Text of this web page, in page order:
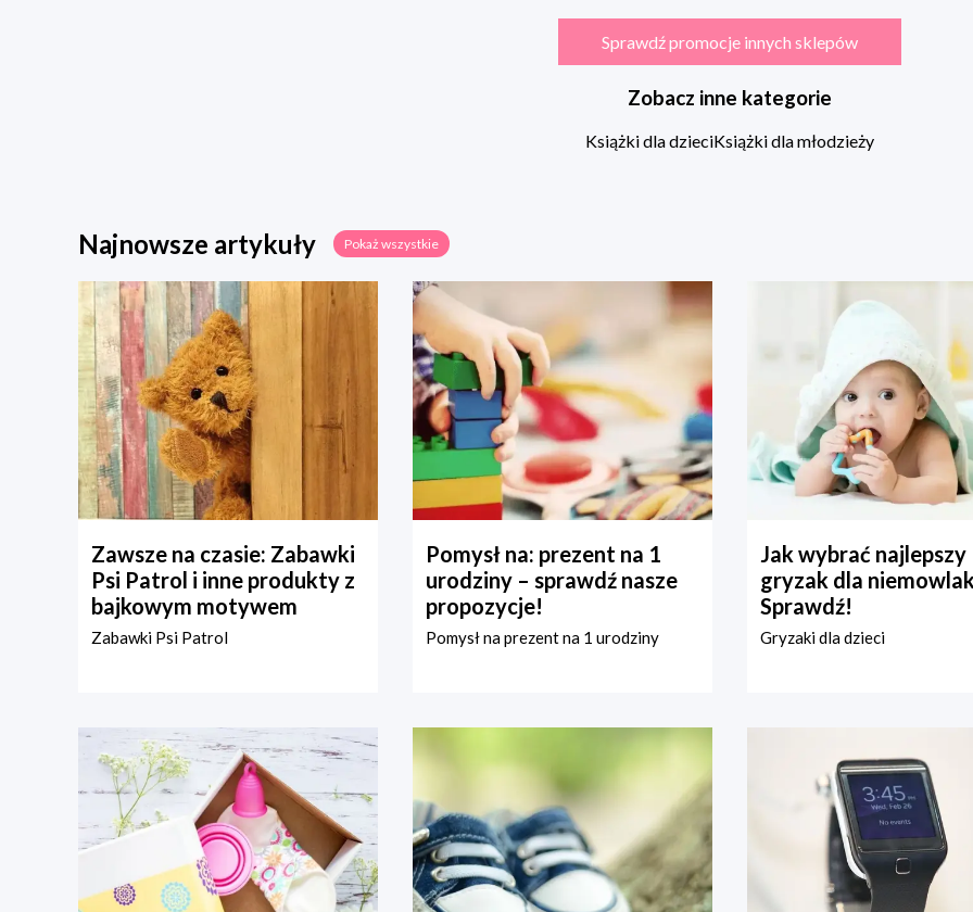
Sprawdź promocje innych sklepów
Zobacz inne kategorie
Książki dla dzieciKsiążki dla młodzieży
Najnowsze artykuły Pokaż wszystkie
Zawsze na czasie: Zabawki
Psi Patrol i inne produkty z
bajkowym motywem
Zabawki Psi Patrol
Pomysł na: prezent na 1
urodziny – sprawdź nasze
propozycje!
Pomysł na prezent na 1 urodziny
Jak wybrać najlepszy
gryzak dla
Sprawdź!
Gryzaki dla dzieci